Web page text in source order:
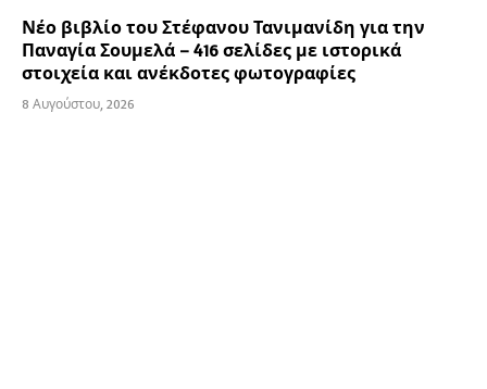
Νέο βιβλίο του Στέφανου Τανιμανίδη για την
Παναγία Σουμελά – 416 σελίδες με ιστορικά
στοιχεία και ανέκδοτες φωτογραφίες
8 Αυγούστου, 2026